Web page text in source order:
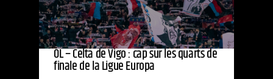
OL – Celta de Vigo : cap sur les quarts de
finale de la Ligue Europa